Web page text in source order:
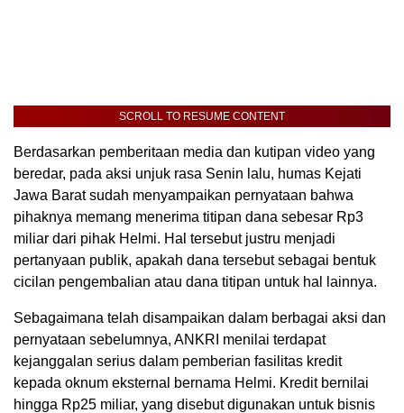
SCROLL TO RESUME CONTENT
Berdasarkan pemberitaan media dan kutipan video yang
beredar, pada aksi unjuk rasa Senin lalu, humas Kejati
Jawa Barat sudah menyampaikan pernyataan bahwa
pihaknya memang menerima titipan dana sebesar Rp3
miliar dari pihak Helmi. Hal tersebut justru menjadi
pertanyaan publik, apakah dana tersebut sebagai bentuk
cicilan pengembalian atau dana titipan untuk hal lainnya.
Sebagaimana telah disampaikan dalam berbagai aksi dan
pernyataan sebelumnya, ANKRI menilai terdapat
kejanggalan serius dalam pemberian fasilitas kredit
kepada oknum eksternal bernama Helmi. Kredit bernilai
hingga Rp25 miliar, yang disebut digunakan untuk bisnis